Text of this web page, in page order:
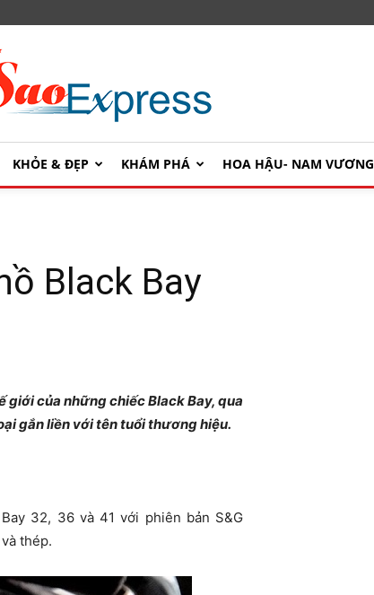
SaoExpress
KHỎE & ĐẸP KHÁM PHÁ HOA HẬU- NAM VƯƠNG
Black Bay
của những chiếc Black Bay, qua
gắn liền với tên tuổi thương hiệu.
32, 36 và 41 với phiên bản S&G
thép.